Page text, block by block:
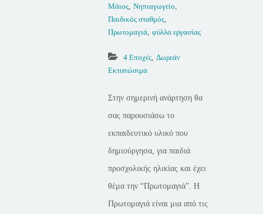
Μάιος, Νηπιαγωγείο,
Παιδικός σταθμός,
Πρωτομαγιά, φύλλα εργασίας
4 Εποχές, Δωρεάν
Εκτυπώσιμα
Στην σημερινή ανάρτηση θα
σας παρουσιάσω το
εκπαιδευτικό υλικό που
δημιούργησα, για παιδιά
προσχολικής ηλικίας και έχει
θέμα την “Πρωτομαγιά”. Η
Πρωτομαγιά είναι μια από τις